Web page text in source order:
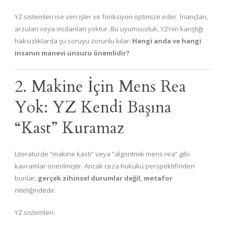
YZ sistemleri ise veri işler ve fonksiyon optimize eder. İnançları,
arzuları veya vicdanları yoktur. Bu uyumsuzluk, YZ’nin karıştığı
haksızlıklarda şu soruyu zorunlu kılar: Hangi anda ve hangi
insanın manevi unsuru önemlidir?
2. Makine İçin Mens Rea
Yok: YZ Kendi Başına
“Kast” Kuramaz
Literatürde “makine kastı” veya “algoritmik mens rea” gibi
kavramlar önerilmiştir. Ancak ceza hukuku perspektifinden
bunlar, gerçek zihinsel durumlar değil, metafor
niteliğindedir.
YZ sistemleri: